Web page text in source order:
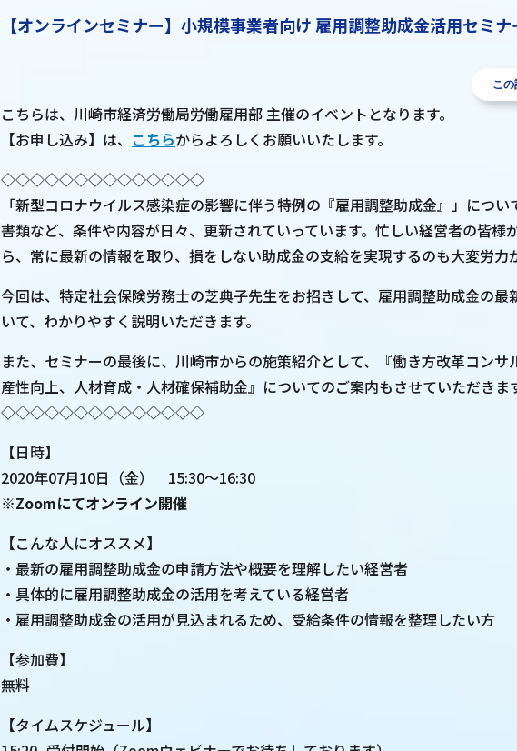
【オンラインセミナー】小規模事業者向け 雇用調整助成金活用セミナ
こ
こちらは、川崎市経済労働局労働雇用部 主催のイベントとなります。
【お申し込み】は、 こちらからよろしくお願いいたします。
◇◇◇◇◇◇◇◇◇◇◇◇◇◇
「新型コロナウイルス感染症の影響に伴う特例の『雇用調整助成金』」につ
書類など、条件や内容が日々、更新されていっています。忙しい経営者の皆様
ら、常に最新の情報を取り、損をしない助成金の支給を実現するのも大変労力
今回は、特定社会保険労務士の芝典子先生をお招きして、雇用調整助成金の最
いて、わかりやすく説明いただきます。
また、セミナーの最後に、川崎市からの施策紹介として、『働き方改革コンサ
産性向上、人材育成・人材確保補助金』についてのご案内もさせていただきま
◇◇◇◇◇◇◇◇◇◇◇◇◇◇
【日時】
2020年07月10日（金） 15:30～16:30
※Zoomにてオンライン開催
【こんな人にオススメ】
・最新の雇用調整助成金の申請方法や概要を理解したい経営者
・具体的に雇用調整助成金の活用を考えている経営者
・雇用調整助成金の活用が見込まれるため、受給条件の情報を整理したい方
【参加費】
無料
【タイムスケジュール】